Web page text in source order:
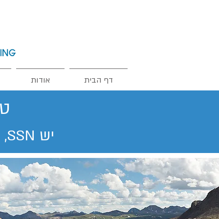
דף הבית אודות
יש SSN, אין דו״ח קודם, אין השקעות נדל״ן, אין LLC/LP